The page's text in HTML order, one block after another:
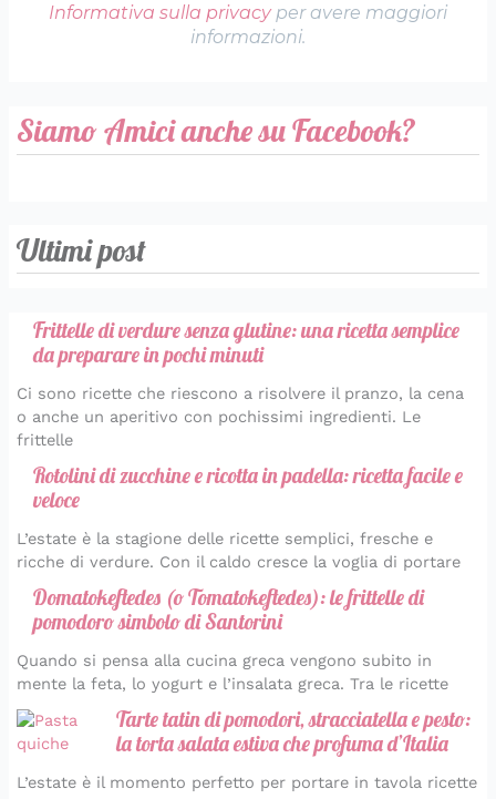
Informativa sulla privacyper avere maggiori
informazioni.
Siamo Amici anche su Facebook?
Ultimi post
Frittelle di verdure senza glutine: una ricetta semplice
da preparare in pochi minuti
Ci sono ricette che riescono a risolvere il pranzo, la cena
o anche un aperitivo con pochissimi ingredienti. Le
frittelle
Rotolini di zucchine e ricotta in padella: ricetta facile e
veloce
L’estate è la stagione delle ricette semplici, fresche e
ricche di verdure. Con il caldo cresce la voglia di portare
Domatokeftedes (o Tomatokeftedes): le frittelle di
pomodoro simbolo di Santorini
Quando si pensa alla cucina greca vengono subito in
mente la feta, lo yogurt e l’insalata greca. Tra le ricette
Tarte tatin di pomodori, stracciatella e pesto:
la torta salata estiva che profuma d’Italia
L’estate è il momento perfetto per portare in tavola ricette